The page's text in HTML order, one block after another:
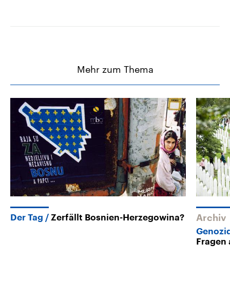
Mehr zum Thema
Der Tag Zerfällt Bosnien-Herzegowina? Archiv